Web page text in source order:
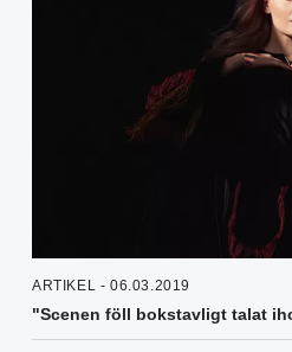
ARTIKEL - 06.03.2019
"Scenen föll bokstavligt talat